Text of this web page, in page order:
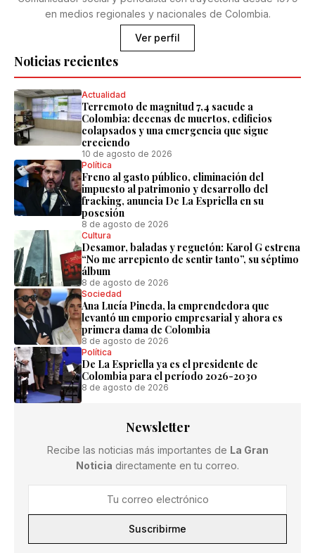
Noticias recientes
Actualidad
Terremoto de magnitud 7,4 sacude a
Colombia: decenas de muertos, edificios
colapsados y una emergencia que sigue
creciendo
10 de agosto de 2026
Política
Freno al gasto público, eliminación del
impuesto al patrimonio y desarrollo del
fracking, anuncia De La Espriella en su
posesión
8 de agosto de 2026
Cultura
Desamor, baladas y reguetón: Karol G estrena
“No me arrepiento de sentir tanto”, su séptimo
álbum
8 de agosto de 2026
Sociedad
Ana Lucía Pineda, la emprendedora que
levantó un emporio empresarial y ahora es
primera dama de Colombia
8 de agosto de 2026
Política
De La Espriella ya es el presidente de
Colombia para el período 2026-2030
8 de agosto de 2026
en medios regionales y nacionales de Colombia.
Ver perfil
Newsletter
Recibe las noticias más importantes de La Gran
Noticia directamente en tu correo.
Suscribirme